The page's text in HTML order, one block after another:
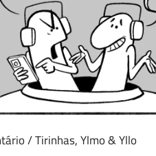
/Tirinhas,Ylmo & Yllo